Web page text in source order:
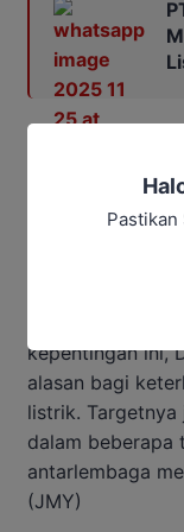
Ia menegaskan
bergantung
pembebasan
berjalan kalau
kepentingan ini,
alasan bagi
listrik. Targetnya
dalam beberapa
antarlembaga
(JMY)